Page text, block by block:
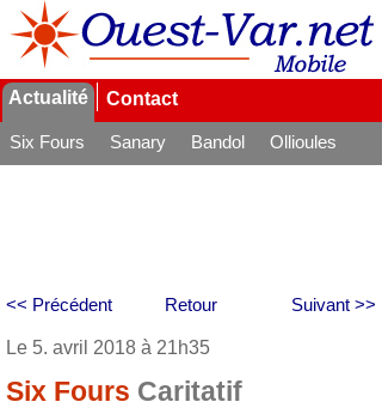
Actualité Contact
Six Fours Sanary Bandol
Ollioules
Retour
<< Précédent Suivant >>
Le 5. avril 2018 à 21h35
Six Fours Caritatif